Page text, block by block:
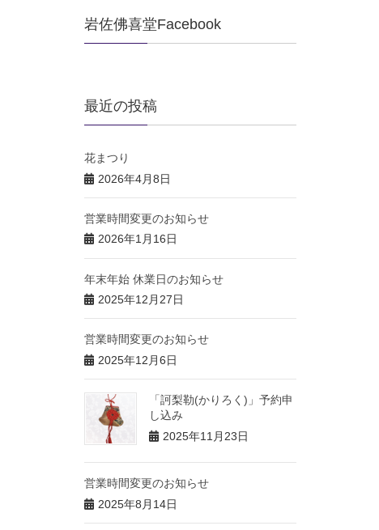
岩佐佛喜堂Facebook
最近の投稿
花まつり
2026年4月8日
営業時間変更のお知らせ
2026年1月16日
年末年始 休業日のお知らせ
2025年12月27日
営業時間変更のお知らせ
2025年12月6日
「訶梨勒(かりろく)」予約申
し込み
2025年11月23日
営業時間変更のお知らせ
2025年8月14日